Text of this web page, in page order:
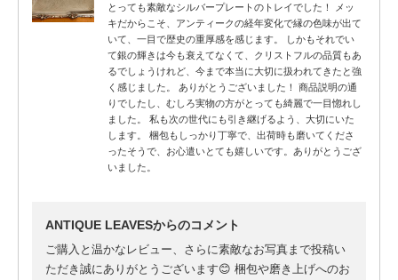
とっても素敵なシルバープレートのトレイでした！ メッ
キだからこそ、アンティークの経年変化で縁の色味が出て
いて、一目で歴史の重厚感を感じます。 しかもそれでい
て銀の輝きは今も衰えてなくて、クリストフルの品質もあ
るでしょうけれど、今まで本当に大切に扱われてきたと強
く感じました。 ありがとうございました！ 商品説明の通
りでしたし、むしろ実物の方がとっても綺麗で一目惚れし
ました。 私も次の世代にも引き継げるよう、大切にいた
します。 梱包もしっかり丁寧で、出荷時も磨いてくださ
ったそうで、お心遣いとても嬉しいです。ありがとうござ
いました。
ANTIQUE LEAVESからのコメント
ご購入と温かなレビュー、さらに素敵なお写真まで投稿い
ただき誠にありがとうございます😊 梱包や磨き上げへのお